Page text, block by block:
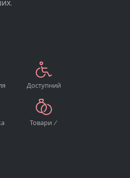
Доступний
інвалідних
візків
Товари /
використання веб-сайту